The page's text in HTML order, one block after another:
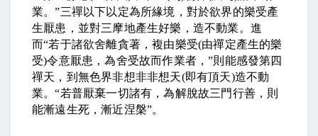
業。”三禪以下以定為所緣境，對於欲界的樂受產
生厭患，並對三摩地產生好樂，造不動業。進
而“若于諸欲舍離貪著，複由樂受(由禪定產生的樂
受)令意厭患，為舍受故而作業者，”則能感發第四
禪天，到無色界非想非非想天(即有頂天)造不動
業。“若普厭棄一切諸有，為解脫故三門行善，則
能漸遠生死，漸近涅槃”。